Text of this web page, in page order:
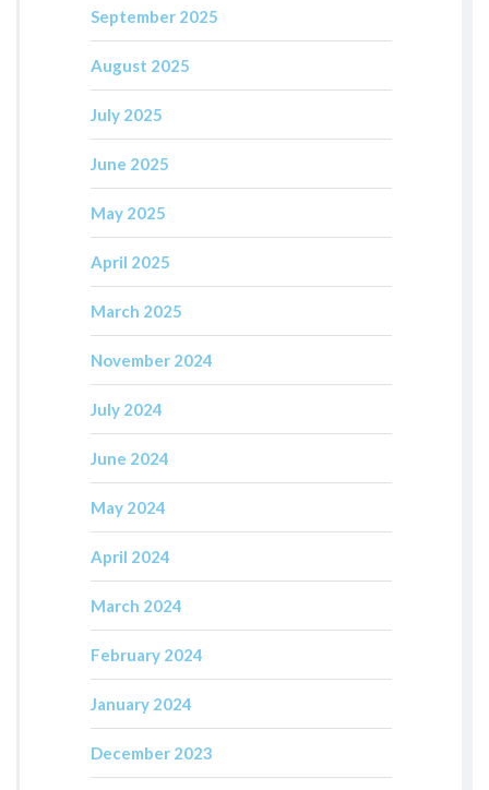
September 2025
August 2025
July 2025
June 2025
May 2025
April 2025
March 2025
November 2024
July 2024
June 2024
May 2024
April 2024
March 2024
February 2024
January 2024
December 2023